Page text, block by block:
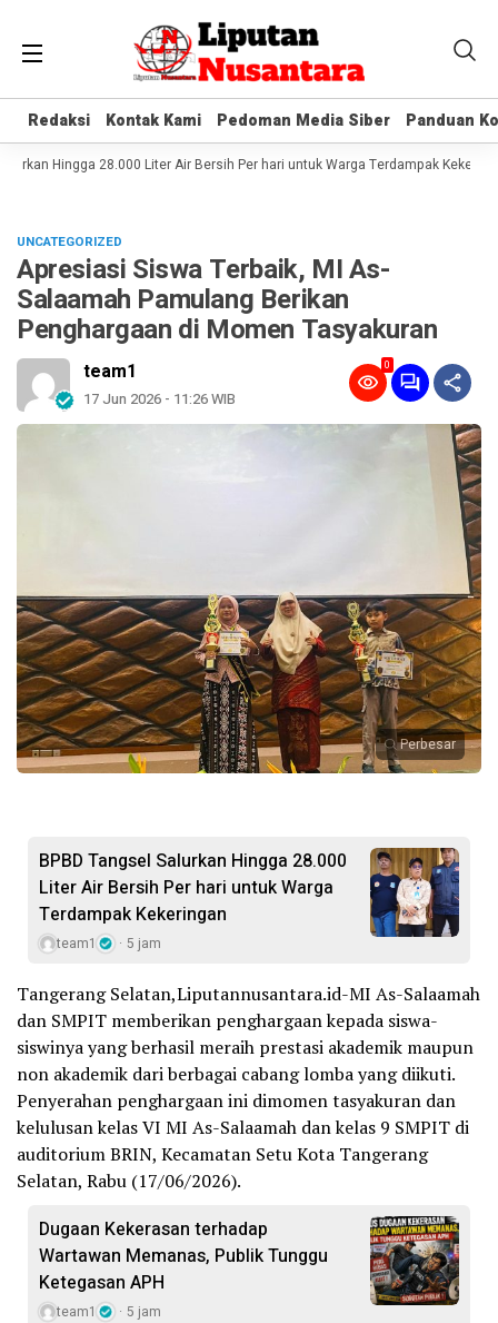
Redaksi Kontak Kami Pedoman Media Siber Panduan
Redaksi Kontak Kami Pedoman Media Siber Panduan
Hingga 28.000 Liter Air Bersih Per hari untuk Warga Terdampak Kekeringan
UNCATEGORIZED
Apresiasi Siswa Terbaik, MI As-
Salaamah Pamulang Berikan
Penghargaan di Momen Tasyakuran
team1
17 Jun 2026 - 11:26 WIB
0
Perbesar
BPBD Tangsel Salurkan Hingga 28.000
Liter Air Bersih Per hari untuk Warga
Terdampak Kekeringan
team1 5 jam
Tangerang Selatan,Liputannusantara.id-MI As-Salaamah
dan SMPIT memberikan penghargaan kepada siswa-
siswinya yang berhasil meraih prestasi akademik maupun
non akademik dari berbagai cabang lomba yang diikuti.
Penyerahan penghargaan ini dimomen tasyakuran dan
kelulusan kelas VI MI As-Salaamah dan kelas 9 SMPIT di
auditorium BRIN, Kecamatan Setu Kota Tangerang
Selatan, Rabu (17/06/2026).
Dugaan Kekerasan terhadap
Wartawan Memanas, Publik Tunggu
Ketegasan APH
team1 5 jam